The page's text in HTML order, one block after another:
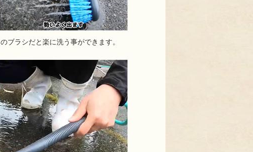
ブラシだと楽に洗う事ができます。